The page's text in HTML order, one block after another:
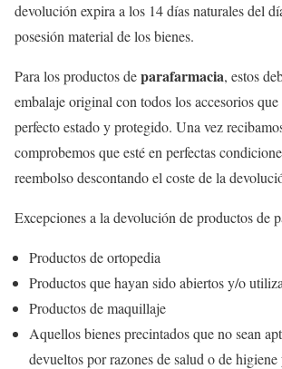
devolución expira a los 14 días naturales del
posesión material de los bienes.
Para los productos deparafarmacia, estos
embalaje original con todos los accesorios que
perfecto estado y protegido. Una vez
comprobemos que esté en perfectas
reembolso descontando el coste de la
Excepciones a la devolución de productos de
Productos de ortopedia
Productos que hayan sido abiertos y/o
Productos de maquillaje
Aquellos bienes precintados que no sean
devueltos por razones de salud o de